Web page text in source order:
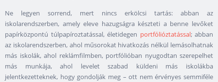
Ne legyen sorrend, mert nincs erkölcsi tartás: abban az
iskolarendszerben, amely eleve hazugságra készteti a benne levőket
papírközpontú túlpapíroztatással, életidegen portfólióztatással; abban
az iskolarendszerben, ahol műsorokat hivatkozás nélkül lemásolhatnak
más iskolák, ahol reklámfilmben, portfólióban nyugodtan szerepelhet
más munkája, ahol levelet szabad küldeni más iskolákba
jelentkezetteknek, hogy gondolják meg – ott nem érvényes semmiféle